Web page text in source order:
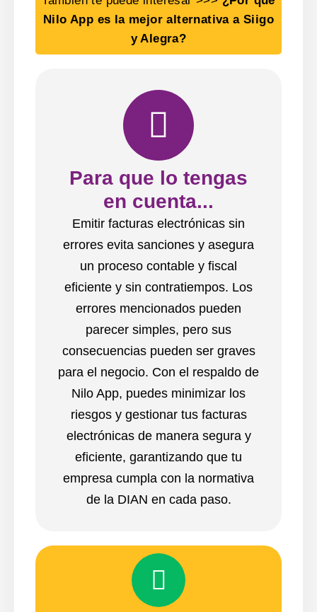
Nilo App es la mejor alternativa a Siigo
y Alegra?
Para que lo tengas
en cuenta...
Emitir facturas electrónicas sin
errores evita sanciones y asegura
un proceso contable y fiscal
eficiente y sin contratiempos. Los
errores mencionados pueden
parecer simples, pero sus
consecuencias pueden ser graves
para el negocio. Con el respaldo de
Nilo App, puedes minimizar los
riesgos y gestionar tus facturas
electrónicas de manera segura y
eficiente, garantizando que tu
empresa cumpla con la normativa
de la DIAN en cada paso.